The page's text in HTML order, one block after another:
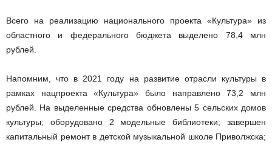
Всего на реализацию национального проекта «Культура» из
областного и федерального бюджета выделено 78,4 млн
рублей.
Напомним, что в 2021 году на развитие отрасли культуры в
рамках нацпроекта «Культура» было направлено 73,2 млн
рублей. На выделенные средства обновлены 5 сельских домов
культуры; оборудовано 2 модельные библиотеки; завершен
капитальный ремонт в детской музыкальной школе Приволжска;